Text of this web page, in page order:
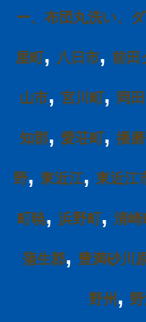
ー、布団丸洗い、
屋町, 八日市, 前田
山市, 宮川町, 岡
知郡, 愛荘町, 播
野, 東近江, 東近江
町暁, 浜野町, 清崎
蒲生郡, 豊満砂川
野州 ,